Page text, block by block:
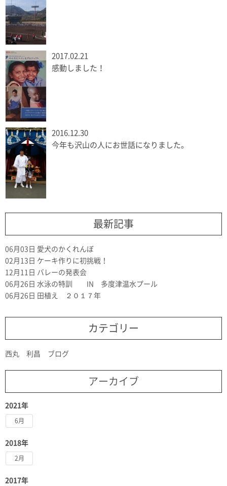
2017.02.21
感動しました！
2016.12.30
今年も沢山の人にお世話になりました。
最新記事
06月03日 愛犬のかくれんぼ
02月13日 ケーキ作りに初挑戦！
12月11日 バレーの発表会
06月26日 水泳の特訓 IN 多度津温水プール
06月26日 田植え ２０１７年
カテゴリー
西丸 利昌 ブログ
アーカイブ
2021年
6月
2018年
2月
2017年